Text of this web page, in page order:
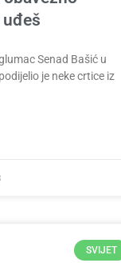
uđeš
Senad Bašić u
je neke crtice iz
SVIJET